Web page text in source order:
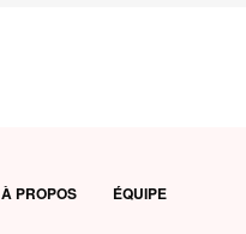
À PROPOS ÉQUIPE